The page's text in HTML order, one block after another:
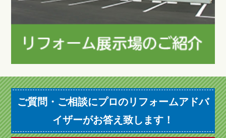
ご質問・ご相談にプロのリフォームアドバ
イザーがお答え致します！